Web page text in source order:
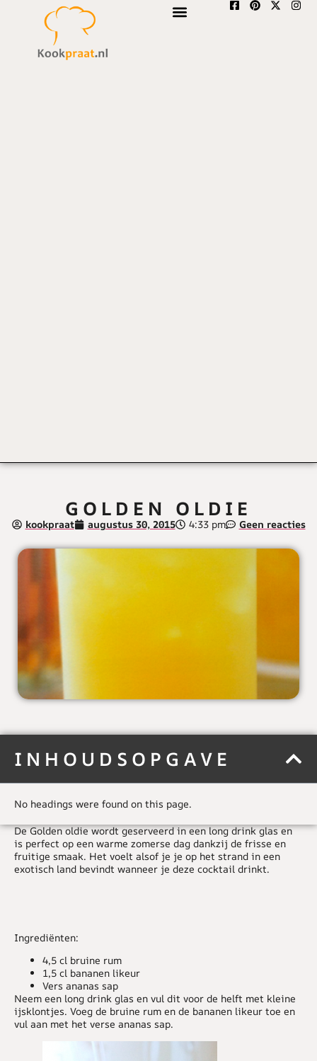
GOLDEN OLDIE
kookpraat augustus 30, 2015 4:33 pm Geen reacties
INHOUDSOPGAVE
No headings were found on this page.
De Golden oldie wordt geserveerd in een long drink glas en
is perfect op een warme zomerse dag dankzij de frisse en
fruitige smaak. Het voelt alsof je je op het strand in een
exotisch land bevindt wanneer je deze cocktail drinkt.
Ingrediënten:
4,5 cl bruine rum
1,5 cl bananen likeur
Vers ananas sap
Neem een long drink glas en vul dit voor de helft met kleine
ijsklontjes. Voeg de bruine rum en de bananen likeur toe en
vul aan met het verse ananas sap.